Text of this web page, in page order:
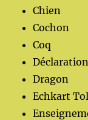
Chien
Cochon
Coq
Dragon
Echkart